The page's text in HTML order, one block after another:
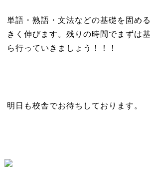
単語・熟語・文法などの基礎を固め
きく伸びます。残りの時間でまずは
ら行っていきましょう！！！
明日も校舎でお待ちしております。